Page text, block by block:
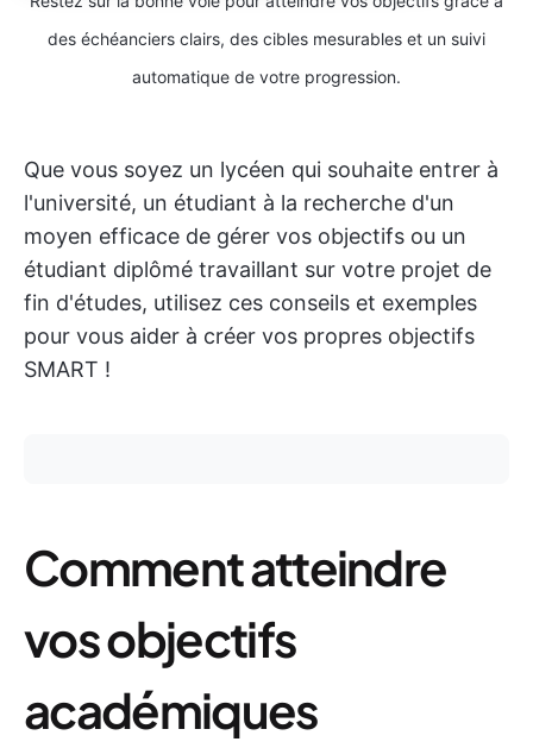
des échéanciers clairs, des cibles mesurables et un suivi
automatique de votre progression.
Que vous soyez un lycéen qui souhaite entrer à
l'université, un étudiant à la recherche d'un
moyen efficace de gérer vos objectifs ou un
étudiant diplômé travaillant sur votre projet de
fin d'études, utilisez ces conseils et exemples
pour vous aider à créer vos propres objectifs
SMART !
Comment atteindre
vos objectifs
académiques